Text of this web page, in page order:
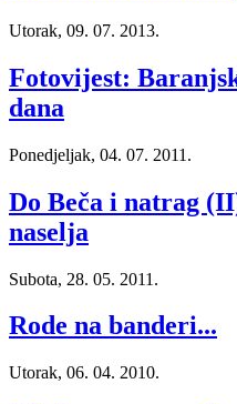
Utorak, 09. 07. 2013.
Fotovijest:
dana
Ponedjeljak, 04. 07. 2011.
Do Beča i natrag
naselja
Subota, 28. 05. 2011.
Rode na banderi...
Utorak, 06. 04. 2010.